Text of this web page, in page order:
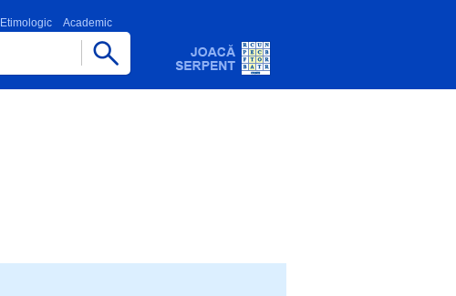
Etimologic Academic